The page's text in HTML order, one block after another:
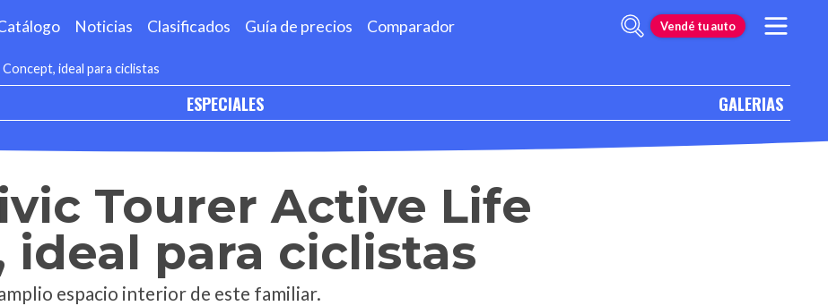
Noticias Clasificados Guía de precios Comparador Vendé tu auto
ideal para ciclistas
ESPECIALES GALERIAS
Tourer Active Life
ideal para ciclistas
espacio interior de este familiar.